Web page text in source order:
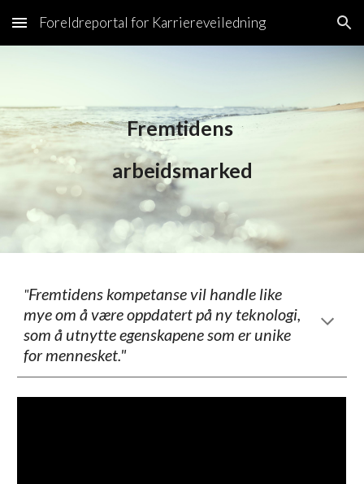
Skip to main content Skip to navigation
Foreldreportal for Karriereveiledning
Fremtidens
arbeidsmarked
"Fremtidens kompetanse vil handle like
mye om å være oppdatert på ny teknologi,
som å utnytte egenskapene som er unike
for mennesket."